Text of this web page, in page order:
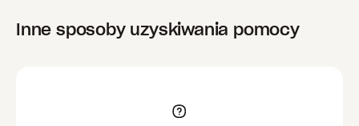
Inne sposoby uzyskiwania pomocy